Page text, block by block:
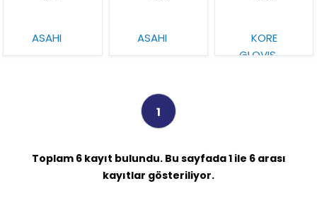
ASAHI ASAHI
KORE
GLOVIS
1
Toplam 6 kayıt bulundu. Bu sayfada 1 ile 6 arası
kayıtlar gösteriliyor.